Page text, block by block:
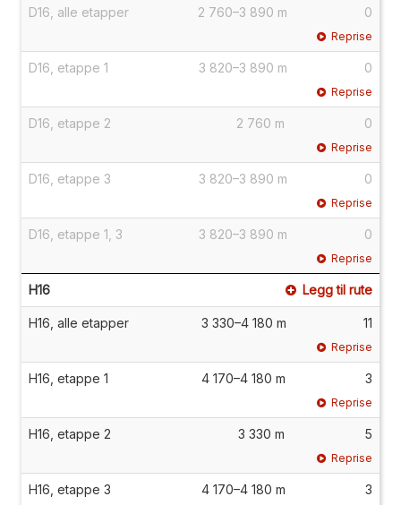
D16, alle etapper 2 760–3 890 m 0
Reprise
D16, etappe 1 3 820–3 890 m 0
Reprise
D16, etappe 2 2 760 m 0
Reprise
D16, etappe 3 3 820–3 890 m 0
Reprise
D16, etappe 1, 3 3 820–3 890 m 0
Reprise
H16 Legg til rute
H16, alle etapper 3 330–4 180 m 11
Reprise
H16, etappe 1 4 170–4 180 m 3
Reprise
H16, etappe 2 3 330 m 5
Reprise
H16, etappe 3 4 170–4 180 m 3